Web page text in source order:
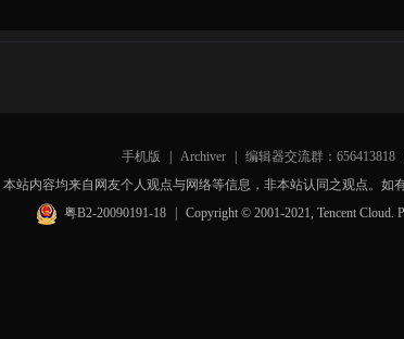
手机版 Archiver 编辑器交流群：656413818
站内容均来自网友个人观点与网络等信息，非本站认同之观点。如
粤B2-20090191-18
Copyright © 2001-2021, Tencent Cloud.